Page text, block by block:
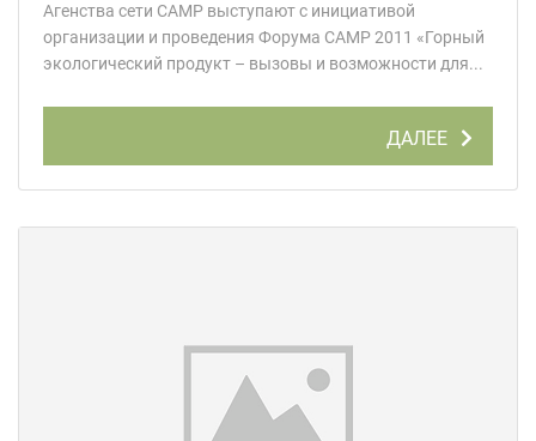
Агенства сети САМР выступают с инициативой
организации и проведения Форума САМР 2011 «Горный
экологический продукт – вызовы и возможности для...
ДАЛЕЕ